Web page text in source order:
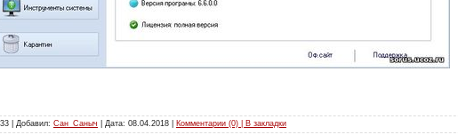
| Добавил: Сан_Саныч | Дата: 08.04.2018 Комментарии (0) | В закладки